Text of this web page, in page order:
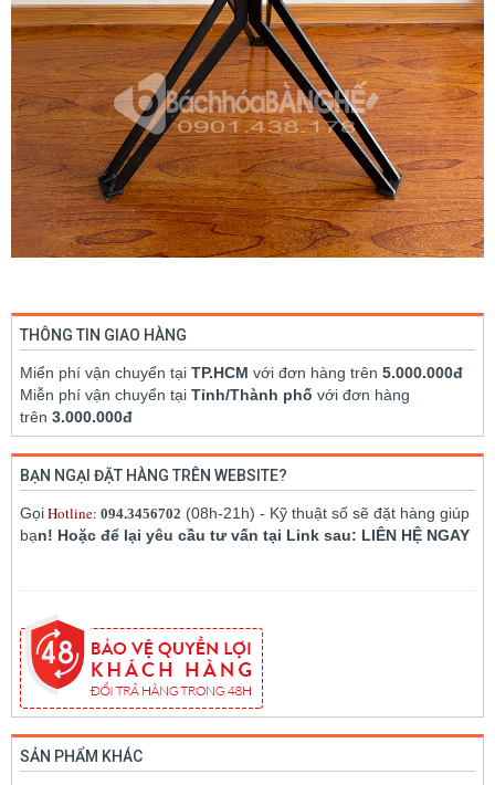
THÔNG TIN GIAO HÀNG
Miển phí vận chuyển tại TP.HCM với đơn hàng trên 5.000.000đ
Miễn phí vận chuyển tại Tỉnh/Thành phố với đơn hàng
trên 3.000.000đ
BẠN NGẠI ĐẶT HÀNG TRÊN WEBSITE?
GọiHotline: 094.3456702 (08h-21h) - Kỹ thuật số sẽ đặt hàng giúp
bạn! Hoặc để lại yêu cầu tư vấn tại Link sau: LIÊN HỆ NGAY
SẢN PHẨM KHÁC